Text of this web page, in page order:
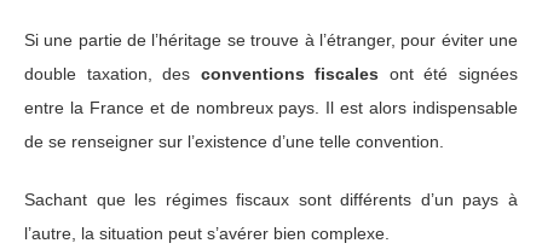
Si une partie de l’héritage se trouve à l’étranger, pour éviter une
double taxation, des conventions fiscales ont été signées
entre la France et de nombreux pays. Il est alors indispensable
de se renseigner sur l’existence d’une telle convention.
Sachant que les régimes fiscaux sont différents d’un pays à
l’autre, la situation peut s’avérer bien complexe.